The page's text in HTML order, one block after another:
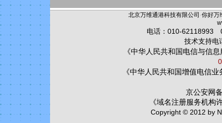
北京万维通港科技有限公司 ·你好万
电话：010-62118993
技术支持电
《中华人民共和国电信与信
《中华人民共和国增值电信
京公安网
《域名注册服务机构
Copyright © 2012 by